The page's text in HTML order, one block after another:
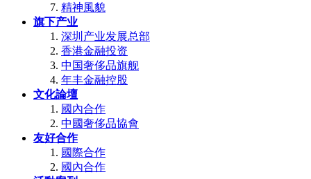
精神風貌
旗下产业
深圳产业发展总部
香港金融投资
中国奢侈品旗舰
年丰金融控股
文化論壇
國內合作
中國奢侈品協會
友好合作
國際合作
國內合作